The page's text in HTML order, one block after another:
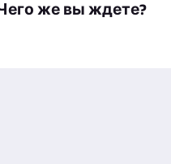
же вы ждете?